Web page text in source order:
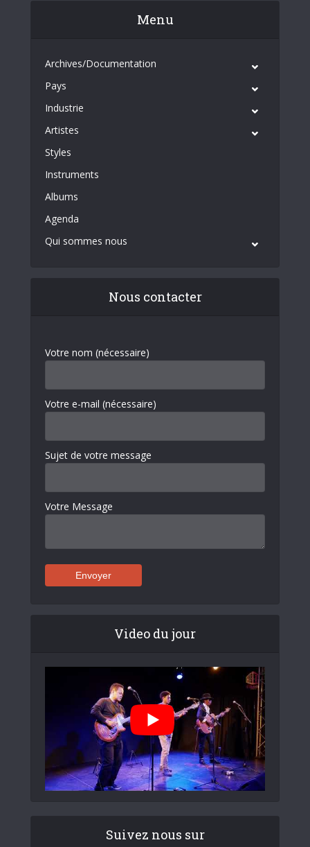
Menu
Archives/Documentation
Pays
Industrie
Artistes
Styles
Instruments
Albums
Agenda
Qui sommes nous
Nous contacter
Votre nom (nécessaire)
Votre e-mail (nécessaire)
Sujet de votre message
Votre Message
Video du jour
Suivez nous sur